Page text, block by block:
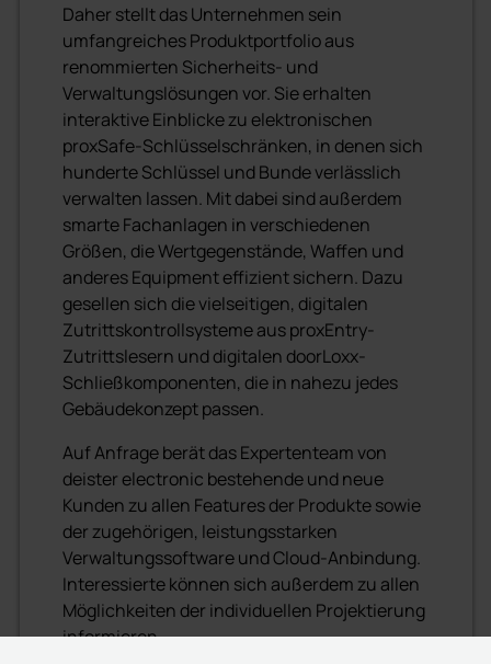
Daher stellt das Unternehmen sein
umfangreiches Produktportfolio aus
renommierten Sicherheits- und
Verwaltungslösungen vor. Sie erhalten
interaktive Einblicke zu elektronischen
proxSafe-Schlüsselschränken, in denen sich
hunderte Schlüssel und Bunde verlässlich
verwalten lassen. Mit dabei sind außerdem
smarte Fachanlagen in verschiedenen
Größen, die Wertgegenstände, Waffen und
anderes Equipment effizient sichern. Dazu
gesellen sich die vielseitigen, digitalen
Zutrittskontrollsysteme aus proxEntry-
Zutrittslesern und digitalen doorLoxx-
Schließkomponenten, die in nahezu jedes
Gebäudekonzept passen.
Auf Anfrage berät das Expertenteam von
deister electronic bestehende und neue
Kunden zu allen Features der Produkte sowie
der zugehörigen, leistungsstarken
Verwaltungssoftware und Cloud-Anbindung.
Interessierte können sich außerdem zu allen
Möglichkeiten der individuellen Projektierung
informieren.